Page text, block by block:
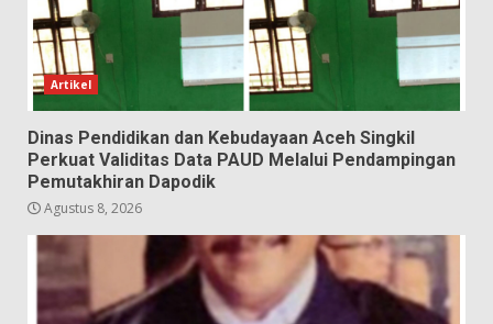
Artikel
Dinas Pendidikan dan Kebudayaan Aceh Singkil
Perkuat Validitas Data PAUD Melalui Pendampingan
Pemutakhiran Dapodik
Agustus 8, 2026